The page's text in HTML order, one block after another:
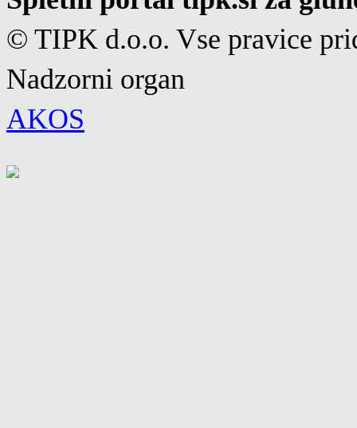
© TIPK d.o.o. Vse pravice
Nadzorni organ
AKOS